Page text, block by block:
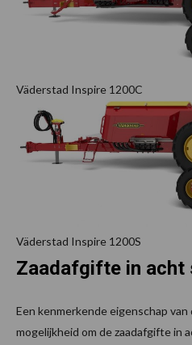
Väderstad Inspire 1200C
Väderstad Inspire 1200S
Zaadafgifte in acht
Een kenmerkende eigenschap
mogelijkheid om de zaadafgifte in